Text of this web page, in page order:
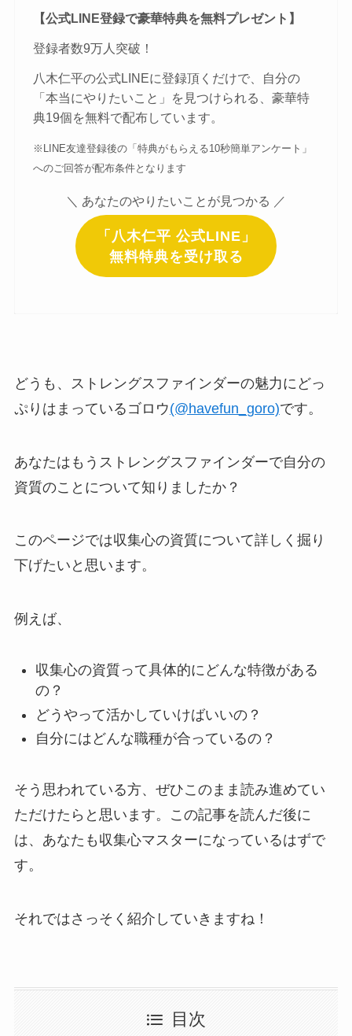
【公式LINE登録で豪華特典を無料プレゼント】
登録者数9万人突破！
八木仁平の公式LINEに登録頂くだけで、自分の
「本当にやりたいこと」を見つけられる、豪華特
典19個を無料で配布しています。
※LINE友達登録後の「特典がもらえる10秒簡単アンケート」
へのご回答が配布条件となります
＼ あなたのやりたいことが見つかる ／
「八木仁平 公式LINE」
無料特典を受け取る
どうも、ストレングスファインダーの魅力にどっ
ぷりはまっているゴロウ(@havefun_goro)です。
あなたはもうストレングスファインダーで自分の
資質のことについて知りましたか？
このページでは収集心の資質について詳しく掘り
下げたいと思います。
例えば、
収集心の資質って具体的にどんな特徴がある
の？
どうやって活かしていけばいいの？
自分にはどんな職種が合っているの？
そう思われている方、ぜひこのまま読み進めてい
ただけたらと思います。この記事を読んだ後に
は、あなたも収集心マスターになっているはずで
す。
それではさっそく紹介していきますね！
目次